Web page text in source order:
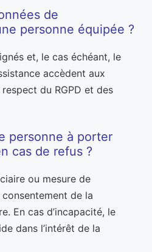
de
personne équipée ?
et, le cas échéant, le
accèdent aux
du RGPD et des
personne à porter
cas de refus ?
ou mesure de
de la
En cas d’incapacité, le
dans l’intérêt de la